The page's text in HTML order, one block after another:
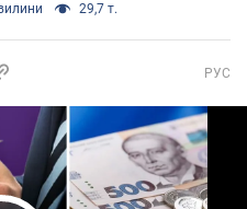
29,7 т.
РУС